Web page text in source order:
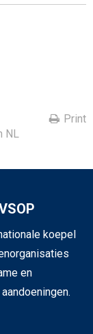
NL
Print
koepel
en